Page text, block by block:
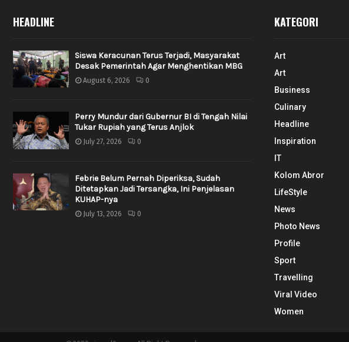
HEADLINE
Siswa Keracunan Terus Terjadi, Masyarakat
Desak Pemerintah Agar Menghentikan MBG
August 6, 2026 0
Perry Mundur dari Gubernur BI di Tengah Nilai
Tukar Rupiah yang Terus Anjlok
July 27, 2026 0
Febrie Belum Pernah Diperiksa, Sudah
Ditetapkan Jadi Tersangka, Ini Penjelasan
KUHAP-nya
July 13, 2026 0
KATEGORI
Art
Art
Business
Culinary
Headline
Inspiration
IT
Kolom Abror
LifeStyle
News
Photo News
Profile
Sport
Travelling
Viral Video
Women